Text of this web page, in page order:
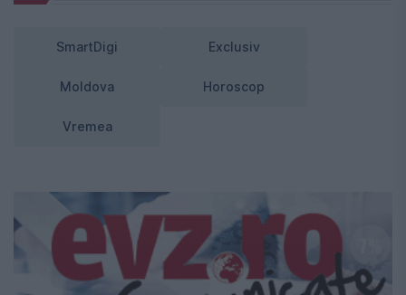
SmartDigi Exclusiv
Moldova Horoscop
Vremea